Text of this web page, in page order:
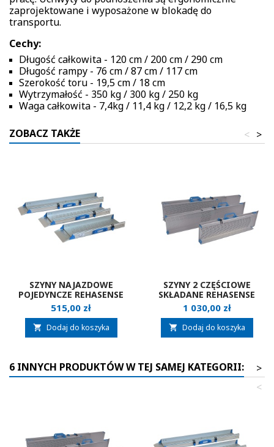
zaprojektowane i wyposażone w blokadę do
transportu.
Cechy:
Długość całkowita - 120 cm / 200 cm / 290 cm
Długość rampy - 76 cm / 87 cm / 117 cm
Szerokość toru - 19,5 cm / 18 cm
Wytrzymałość - 350 kg / 300 kg / 250 kg
Waga całkowita - 7,4kg / 11,4 kg / 12,2 kg / 16,5 kg
ZOBACZ TAKŻE >
<
SZYNY NAJAZDOWE
POJEDYNCZE REHASENSE
Cena
515,00 zł
 Dodaj do koszyka
SZYNY 2 CZĘŚCIOWE
SKŁADANE REHASENSE
Cena
1 030,00 zł
 Dodaj do koszyka
6 INNYCH PRODUKTÓW W TEJ SAMEJ KATEGORII:
>
<